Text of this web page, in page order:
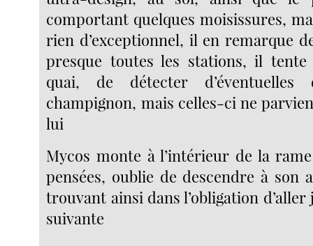
comportant quelques moisissures,
rien d’exceptionnel, il en remarque
presque toutes les stations, il
quai, de détecter d’éventuelles
champignon, mais celles-ci ne
lui
Mycos monte à l’intérieur de la
pensées, oublie de descendre à son
trouvant ainsi dans l’obligation d’aller
suivante